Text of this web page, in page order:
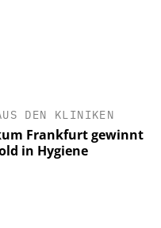
DEN KLINIKEN
Frankfurt gewinnt
in Hygiene